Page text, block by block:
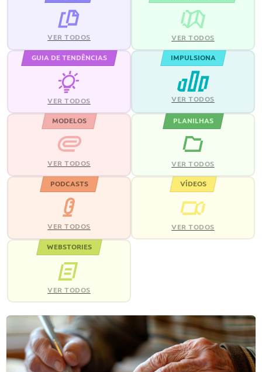
VER TODOS VER TODOS
GUIA DE TENDÊNCIAS
VER TODOS
IMPULSIONA
VER TODOS
MODELOS
VER TODOS
PLANILHAS
VER TODOS
PODCASTS
VER TODOS
VÍDEOS
VER TODOS
WEBSTORIES
VER TODOS